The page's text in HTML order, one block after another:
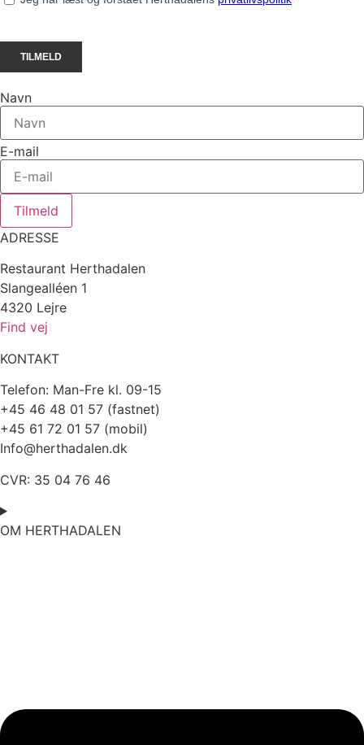
Navn
E-mail
Tilmeld
ADRESSE
Restaurant Herthadalen
Slangealléen 1
4320 Lejre
Find vej
KONTAKT
Telefon: Man-Fre kl. 09-15
+45 46 48 01 57 (fastnet)
+45 61 72 01 57 (mobil)
Info@herthadalen.dk
CVR: 35 04 76 46
OM HERTHADALEN